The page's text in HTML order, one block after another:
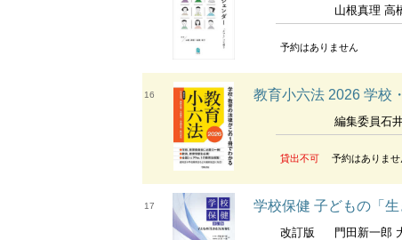
山根真理 高橋
予約はありません
16 教育小六法 2026 学校
編集委員石井拓
貸出不可 予約はありませ
17 学校保健 子どもの「
改訂版 門田新一郎 大津